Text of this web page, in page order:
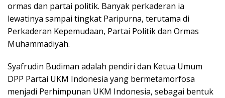
ormas dan partai politik. Banyak perkaderan ia
lewatinya sampai tingkat Paripurna, terutama di
Perkaderan Kepemudaan, Partai Politik dan Ormas
Muhammadiyah.
Syafrudin Budiman adalah pendiri dan Ketua Umum
DPP Partai UKM Indonesia yang bermetamorfosa
menjadi Perhimpunan UKM Indonesia, sebagai bentuk